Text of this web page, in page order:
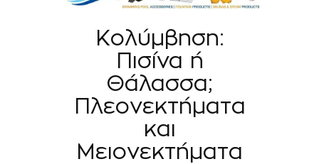
Κολύμβηση:
Πισίνα ή
Θάλασσα;
Πλεονεκτήματα
και
Μειονεκτήματα